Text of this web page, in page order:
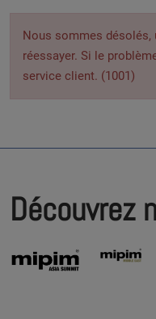
Nous sommes désolés,
réessayer. Si le
service client. (1001)
Découvrez